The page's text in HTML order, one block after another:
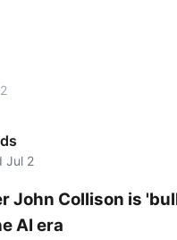
Jul 2
John Collison is
AI era